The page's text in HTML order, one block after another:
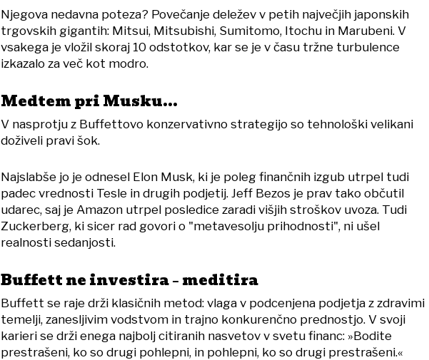
Njegova nedavna poteza? Povečanje deležev v petih največjih japonskih
trgovskih gigantih: Mitsui, Mitsubishi, Sumitomo, Itochu in Marubeni. V
vsakega je vložil skoraj 10 odstotkov, kar se je v času tržne turbulence
izkazalo za več kot modro.
Medtem pri Musku...
V nasprotju z Buffettovo konzervativno strategijo so tehnološki velikani
doživeli pravi šok.
Najslabše jo je odnesel Elon Musk, ki je poleg finančnih izgub utrpel tudi
padec vrednosti Tesle in drugih podjetij. Jeff Bezos je prav tako občutil
udarec, saj je Amazon utrpel posledice zaradi višjih stroškov uvoza. Tudi
Zuckerberg, ki sicer rad govori o "metavesolju prihodnosti", ni ušel
realnosti sedanjosti.
Buffett ne investira – meditira
Buffett se raje drži klasičnih metod: vlaga v podcenjena podjetja z zdravimi
temelji, zanesljivim vodstvom in trajno konkurenčno prednostjo. V svoji
karieri se drži enega najbolj citiranih nasvetov v svetu financ: »Bodite
prestrašeni, ko so drugi pohlepni, in pohlepni, ko so drugi prestrašeni.«